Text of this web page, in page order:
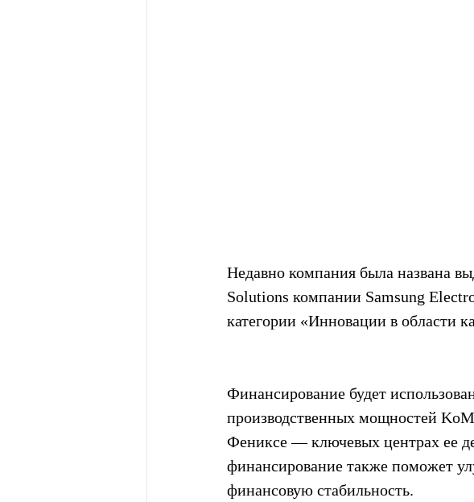
Недавно компания была названа
Solutions компании Samsung
категории «Инновации в области
Финансирование будет
производственных мощностей
Фениксе — ключевых центрах ее
финансирование также поможет
финансовую стабильность.